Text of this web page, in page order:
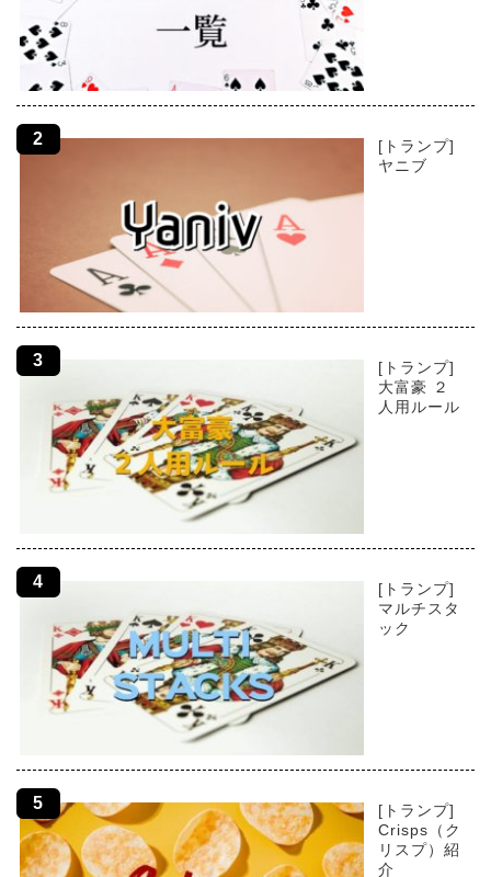
[トランプ]
ヤニブ
[トランプ]
大富豪 ２
人用ルール
[トランプ]
マルチスタ
ック
[トランプ]
Crisps（ク
リスプ）紹
介